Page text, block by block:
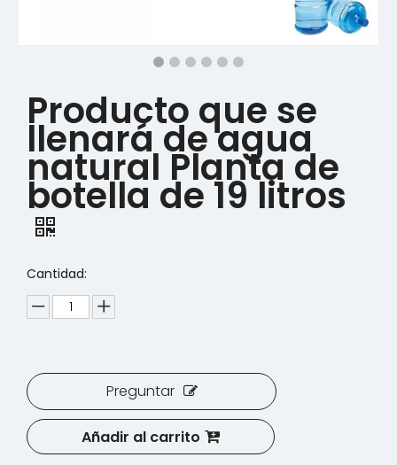
Producto que se
llenará de agua
natural Planta de
botella de 19 litros
Cantidad:
Preguntar
Añadir al carrito